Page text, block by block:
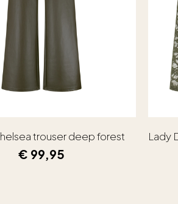
trouser deep forest
€ 99,95
Lady